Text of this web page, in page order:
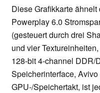
Diese Grafikkarte
Powerplay 6.0
(gesteuert durch drei
und vier
128-bit 4-channel
Speicherinterface,
GPU-/Speichertakt, ist